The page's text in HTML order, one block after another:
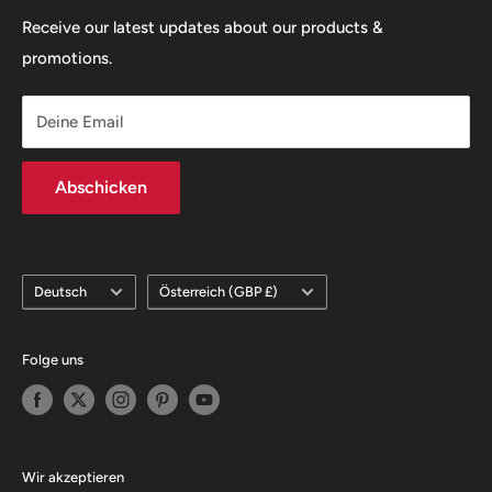
Rückgaberecht
Lieferbedingungen
Abonnementrichtlinie
Klima-Engagement
Receive our latest updates about our products &
promotions.
Deine Email
Abschicken
Sprache
Deutsch Land/Region
Österreich (GBP £)
Folge uns
Wir akzeptieren